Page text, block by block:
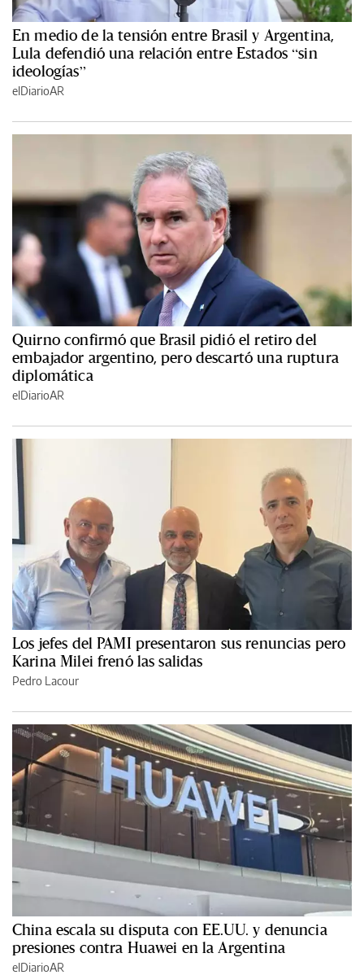
En medio de la tensión entre Brasil y Argentina,
Lula defendió una relación entre Estados “sin
ideologías”
elDiarioAR
Quirno confirmó que Brasil pidió el retiro del
embajador argentino, pero descartó una ruptura
diplomática
elDiarioAR
Los jefes del PAMI presentaron sus renuncias pero
Karina Milei frenó las salidas
Pedro Lacour
China escala su disputa con EE.UU. y denuncia
presiones contra Huawei en la Argentina
elDiarioAR